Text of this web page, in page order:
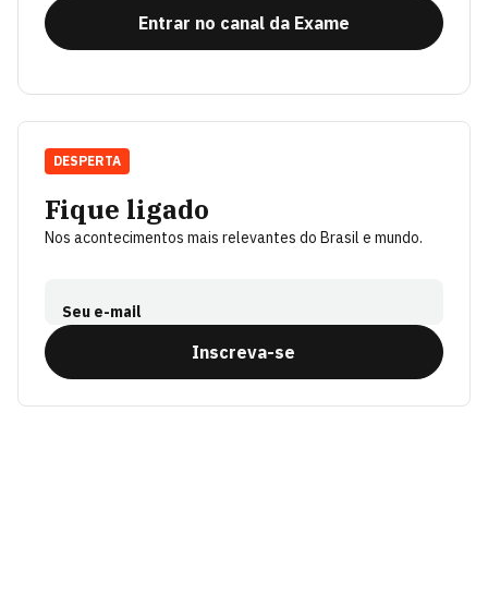
Entrar no canal da Exame
Fique ligado
Nos acontecimentos mais relevantes do Brasil e mundo.
Seu e-mail
Inscreva-se
DESPERTA